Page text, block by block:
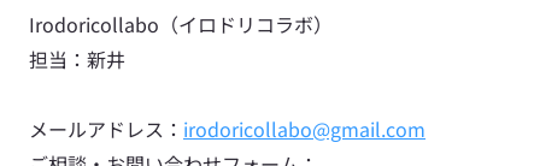
Irodoricollabo（イロドリコラボ）
担当：新井
メールアドレス： irodoricollabo@gmail.com